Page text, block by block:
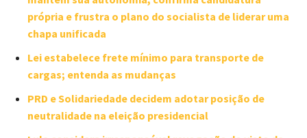
própria e frustra o plano do socialista de liderar uma
chapa unificada
Lei estabelece frete mínimo para transporte de
cargas; entenda as mudanças
PRD e Solidariedade decidem adotar posição de
neutralidade na eleição presidencial